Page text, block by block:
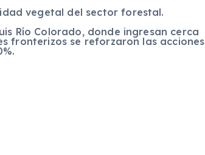
vegetal del sector forestal.
Río Colorado, donde ingresan cerca
fronterizos se reforzaron las acciones